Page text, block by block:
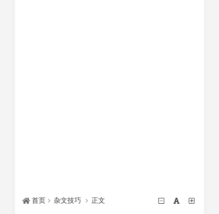
首页 杂文技巧 正文